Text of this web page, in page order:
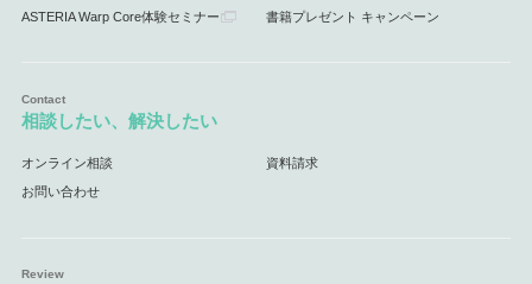
ASTERIA Warp Core体験セミナー 書籍プレゼント キャンペーン
相談したい、解決したい
オンライン相談 資料請求
お問い合わせ